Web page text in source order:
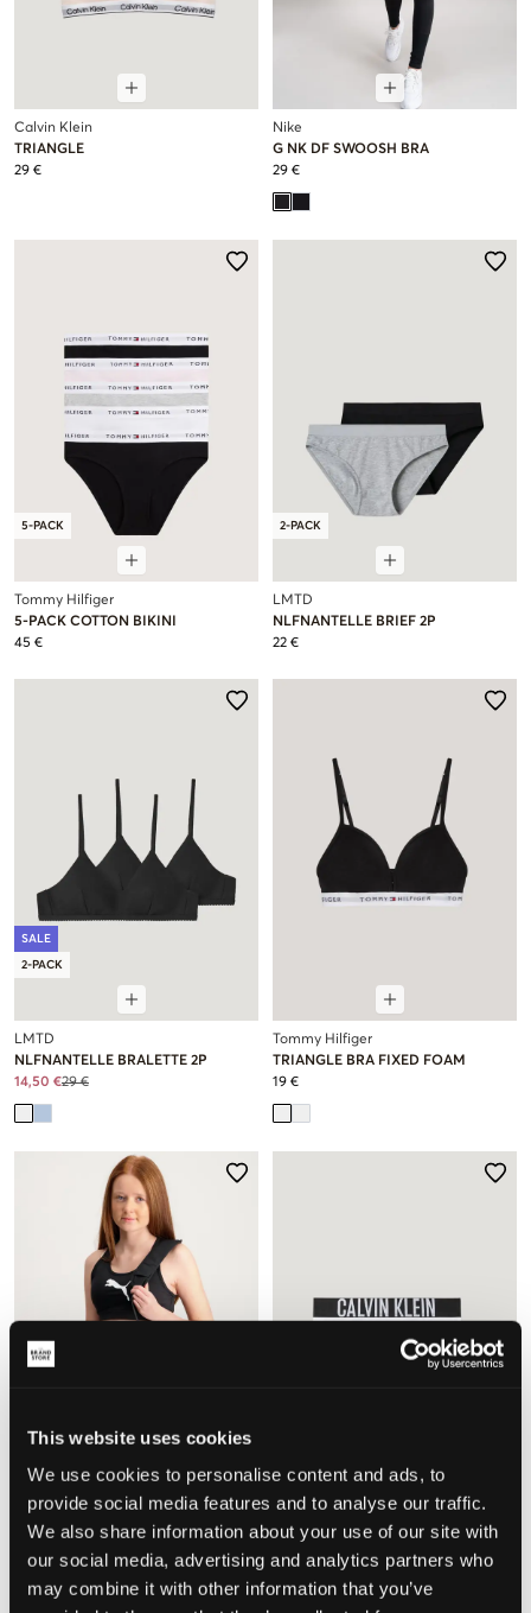
This website uses cookies
We use cookies to personalise content and ads, to
provide social media features and to analyse our traffic.
We also share information about your use of our site with
our social media, advertising and analytics partners who
may combine it with other information that you’ve
Calvin Klein
TRIANGLE
29 €
Nike
G NK DF SWOOSH BRA
29 €
5-PACK
Tommy Hilfiger
5-PACK COTTON BIKINI
45 €
2-PACK
LMTD
NLFNANTELLE BRIEF 2P
22 €
SALE
2-PACK
LMTD
NLFNANTELLE BRALETTE 2P
14,50 €29 €
Tommy Hilfiger
TRIANGLE BRA FIXED FOAM
19 €
Puma
ESS TRAINING BRA
28 €
Calvin Klein
2PK BIKINI
12,50 €25 €